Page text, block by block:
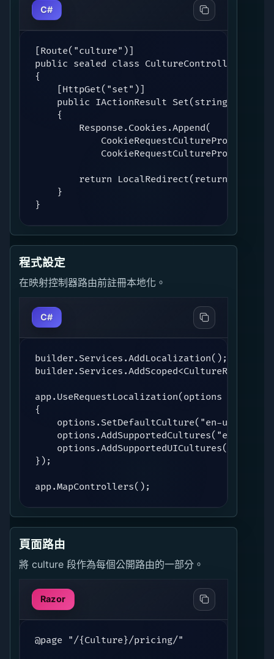
C#
[Route("culture")]
public sealed class CultureController :
{
    [HttpGet("set")]
public IActionResult Set(string
    {
        Response.Cookies.Append(
        return LocalRedirect(returnUrl);
    }
}
程式設定
在映射控制器路由前註冊本地化。
C#
builder.Services.AddLocalization();
app.UseRequestLocalization(options =>
{
    options.SetDefaultCulture("en-us");
options.AddSupportedCultures("en-us",
options.AddSupportedUICultures("en-
});
app.MapControllers();
頁面路由
將 culture 段作為每個公開路由的一部分。
Razor
@page "/{Culture}/pricing/"